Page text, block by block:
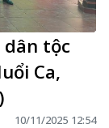
tộc
Ca,
10/11/2025 12:54